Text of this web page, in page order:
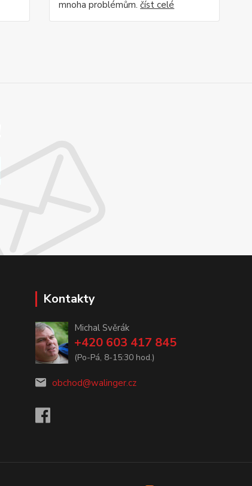
mnoha problémům.číst celé
Kontakty
Michal Svěrák
+420 603 417 845
(Po-Pá, 8-15:30 hod.)
obchod@walinger.cz